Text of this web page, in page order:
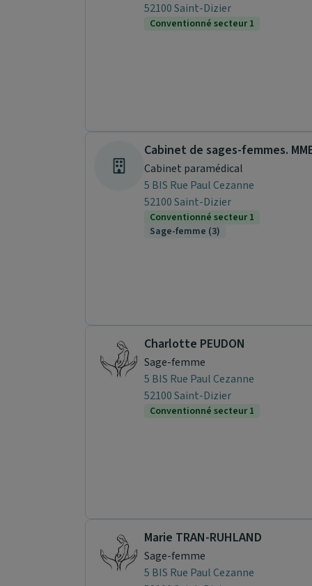
52100 Saint-Dizier
Conventionné secteur 1
Cabinet paramédical
5 BIS Rue Paul Cezanne
52100 Saint-Dizier
Conventionné secteur 1
Sage-femme (3)
Charlotte PEUDON
Sage-femme
5 BIS Rue Paul Cezanne
52100 Saint-Dizier
Conventionné secteur 1
Marie TRAN-RUHLAND
Sage-femme
5 BIS Rue Paul Cezanne